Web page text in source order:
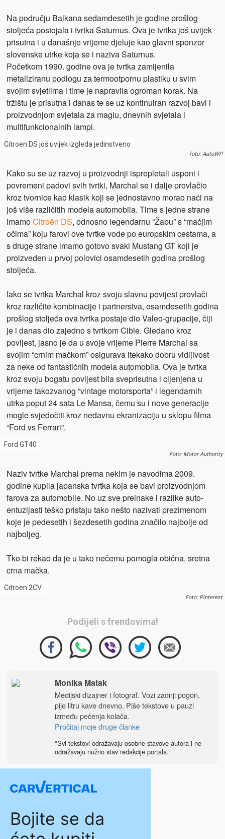
Na području Balkana sedamdesetih je godine prošlog
stoljeća postojala i tvrtka Saturnus. Ova je tvrtka još uvijek
prisutna i u današnje vrijeme djeluje kao glavni sponzor
slovenske utrke koja se i naziva Saturnus.
Početkom 1990. godine ova je tvrtka zamijenila
metaliziranu podlogu za termootpornu plastiku u svim
svojim svjetlima i time je napravila ogroman korak. Na
tržištu je prisutna i danas te se uz kontinuiran razvoj bavi i
proizvodnjom svjetala za maglu, dnevnih svjetala i
multifunkcionalnih lampi.
Citroen DS još uvijek izgleda jedinstveno
foto: AutoWP
Kako su se uz razvoj u proizvodnji isprepletali usponi i
povremeni padovi svih tvrtki, Marchal se i dalje provlačio
kroz tvornice kao klasik koji se jednostavno morao naći na
još više različitih modela automobila. Time s jedne strane
imamoCitroën DS, odnosno legendarnu “Žabu” s “mačjim
očima” koju farovi ove tvrtke vode po europskim cestama, a
s druge strane imamo gotovo svaki Mustang GT koji je
proizveden u prvoj polovici osamdesetih godina prošlog
stoljeća.
Iako se tvrtka Marchal kroz svoju slavnu povijest provlači
kroz različite kombinacije i partnerstva, osamdesetih godina
prošlog stoljeća ova tvrtka postaje dio Valeo-grupacije, čiji
je i danas dio zajedno s tvrtkom Cibie. Gledano kroz
povijest, jasno je da u svoje vrijeme Pierre Marchal sa
svojim “crnim mačkom” osigurava itekako dobru vidljivost
za neke od fantastičnih modela automobila. Ova je tvrtka
kroz svoju bogatu povijest bila sveprisutna i cijenjena u
vrijeme takozvanog “vintage motorsporta” i legendarnih
utrka poput 24 sata Le Mansa, čemu su i nove generacije
mogle svjedočiti kroz nedavnu ekranizaciju u sklopu filma
“Ford vs Ferrari”.
Ford GT40
Foto: Motor Authority
Naziv tvrtke Marchal prema nekim je navodima 2009.
godine kupila japanska tvrtka koja se bavi proizvodnjom
farova za automobile. No uz sve preinake i razlike auto-
entuzijasti teško pristaju tako nešto nazivati prezimenom
koje je pedesetih i šezdesetih godina značilo najbolje od
najboljeg.
Tko bi rekao da je u tako nečemu pomogla obična, sretna
crna mačka.
Citroen 2CV
Foto: Pinterest
Podijeli s frendovima!
Monika Matak
Medijski dizajner i fotograf. Vozi zadnji pogon,
pije litru kave dnevno. Piše tekstove u pauzi
između pečenja kolača.
Pročitaj moje druge članke
*Svi tekstovi odražavaju osobne stavove autora i ne
odražavaju nužno stav redakcije portala.